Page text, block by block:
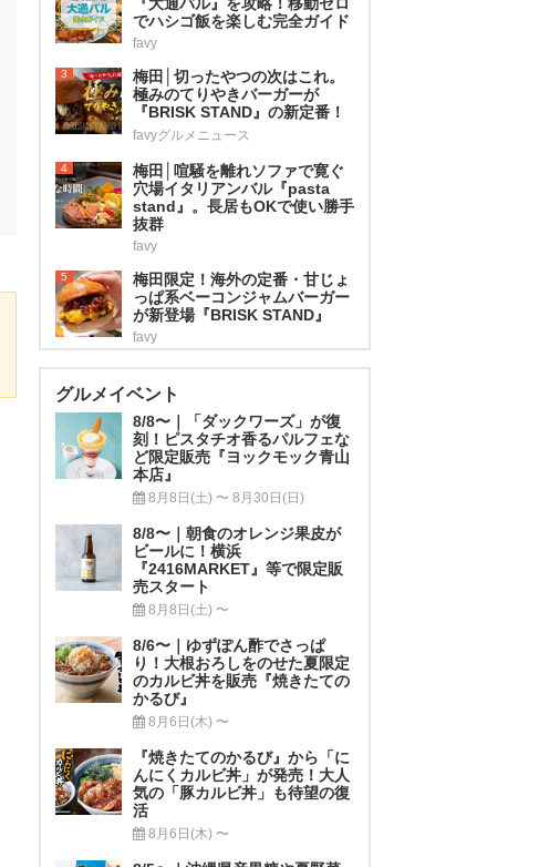
でハシゴ飯を楽しむ完全ガイド
favy
3
梅田│切ったやつの次はこれ。
極みのてりやきバーガーが
『BRISK STAND』の新定番！
favyグルメニュース
4
梅田│喧騒を離れソファで寛ぐ
穴場イタリアンバル『pasta
stand』。長居もOKで使い勝手
抜群
favy
5
梅田限定！海外の定番・甘じょ
っぱ系ベーコンジャムバーガー
が新登場『BRISK STAND』
favy
グルメイベント
8/8〜｜「ダックワーズ」が復
刻！ピスタチオ香るパルフェな
ど限定販売『ヨックモック青山
本店』
8月8日(土) 〜 8月30日(日)
8/8〜｜朝食のオレンジ果皮が
ビールに！横浜
『2416MARKET』等で限定販
売スタート
8月8日(土) 〜
8/6〜｜ゆずぽん酢でさっぱ
り！大根おろしをのせた夏限定
のカルビ丼を販売『焼きたての
かるび』
8月6日(木) 〜
『焼きたてのかるび』から「に
んにくカルビ丼」が発売！大人
気の「豚カルビ丼」も待望の復
活
8月6日(木) 〜